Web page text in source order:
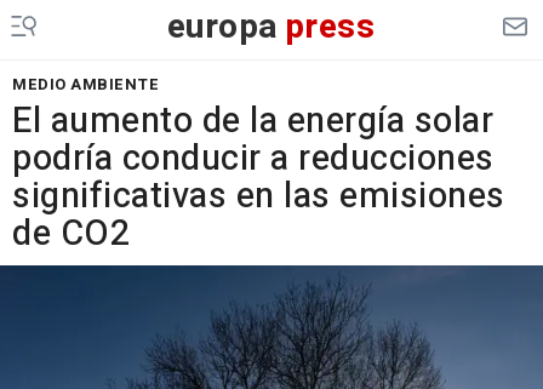
europa press
MEDIO AMBIENTE
El aumento de la energía solar
podría conducir a reducciones
significativas en las emisiones
de CO2